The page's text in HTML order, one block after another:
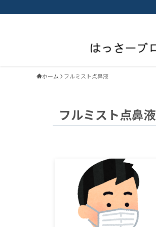
ホーム フルミスト点鼻液
フルミスト点鼻液